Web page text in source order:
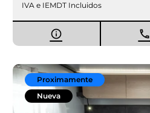
IVA e IEMDT Incluidos
Proximamente
Nueva